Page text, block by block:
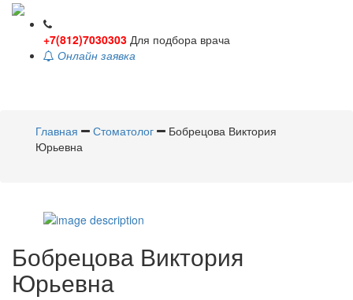
+7(812)7030303 Для подбора врача
Онлайн заявка
Главная
Стоматолог
Бобрецова Виктория
Юрьевна
Бобрецова Виктория
Юрьевна